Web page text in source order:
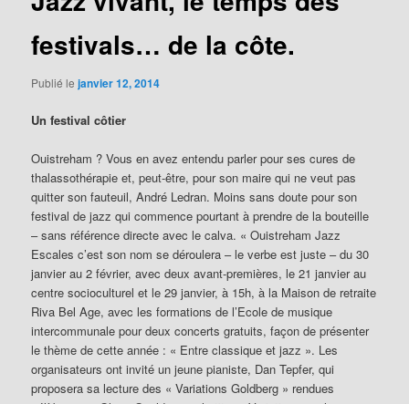
festivals… de la côte.
Publié lejanvier 12, 2014
Un festival côtier
Ouistreham ? Vous en avez entendu parler pour ses cures de
thalassothérapie et, peut-être, pour son maire qui ne veut pas
quitter son fauteuil, André Ledran. Moins sans doute pour son
festival de jazz qui commence pourtant à prendre de la bouteille
– sans référence directe avec le calva. « Ouistreham Jazz
Escales c’est son nom se déroulera – le verbe est juste – du 30
janvier au 2 février, avec deux avant-premières, le 21 janvier au
centre socioculturel et le 29 janvier, à 15h, à la Maison de retraite
Riva Bel Age, avec les formations de l’Ecole de musique
intercommunale pour deux concerts gratuits, façon de présenter
le thème de cette année : « Entre classique et jazz ». Les
organisateurs ont invité un jeune pianiste, Dan Tepfer, qui
proposera sa lecture des « Variations Goldberg » rendues